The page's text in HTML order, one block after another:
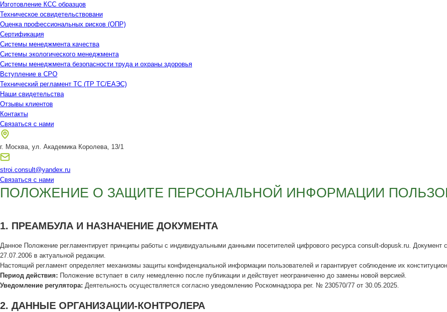
Изготовление КСС образцов
Техническое освидетельствовани
Оценка профессиональных рисков (ОПР)
Сертификация
Системы менеджмента качества
Системы экологического менеджмента
Системы менеджмента безопасности труда и охраны здоровья
Вступление в СРО
Технический регламент ТС (ТР ТС/ЕАЭС)
Наши свидетельства
Отзывы клиентов
Контакты
Связаться с нами
г. Москва, ул. Академика Королева, 13/1
stroi.consult@yandex.ru
Связаться с нами
ПОЛОЖЕНИЕ О ЗАЩИТЕ ПЕРСОНАЛЬНОЙ ИНФОРМАЦИИ
1. ПРЕАМБУЛА И НАЗНАЧЕНИЕ ДОКУМЕНТА
Данное Положение регламентирует принципы работы с индивидуальными данными посетителей цифрового ресурса consult-dopusk.ru.
27.07.2006 в актуальной редакции.
Настоящий регламент определяет механизмы защиты конфиденциальной информации пользователей и гарантирует соблюдение их
Период действия: Положение вступает в силу немедленно после публикации и действует неограниченно до замены новой версией.
Уведомление регулятора: Деятельность осуществляется согласно уведомлению Роскомнадзора рег. № 230570/77 от 30.05.2025.
2. ДАННЫЕ ОРГАНИЗАЦИИ-КОНТРОЛЕРА